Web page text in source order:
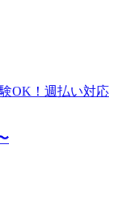
OK！週払い対応